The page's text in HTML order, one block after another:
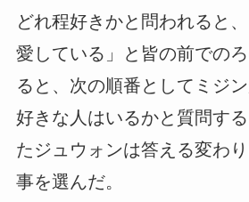
どれ程好きかと問われると
愛している」と皆の前での
ると、次の順番としてミジ
好きな人はいるかと質問す
たジュウォンは答える変わ
事を選んだ。